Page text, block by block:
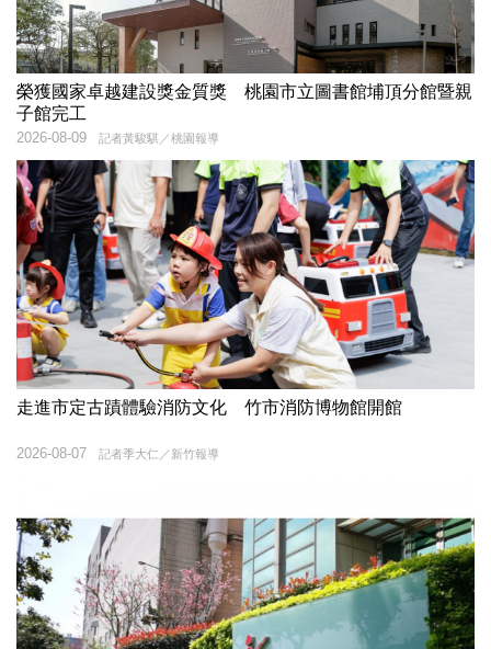
榮獲國家卓越建設獎金質獎 桃園市立圖書館埔頂分館暨親
子館完工
記者黃駿騏／桃園報導
2026-08-09
走進市定古蹟體驗消防文化 竹市消防博物館開館
記者季大仁／新竹報導
2026-08-07